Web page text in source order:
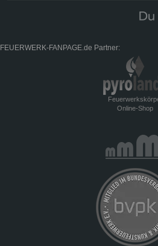
FEUERWERK-FANPAGE.de Partner:
Online-Shop